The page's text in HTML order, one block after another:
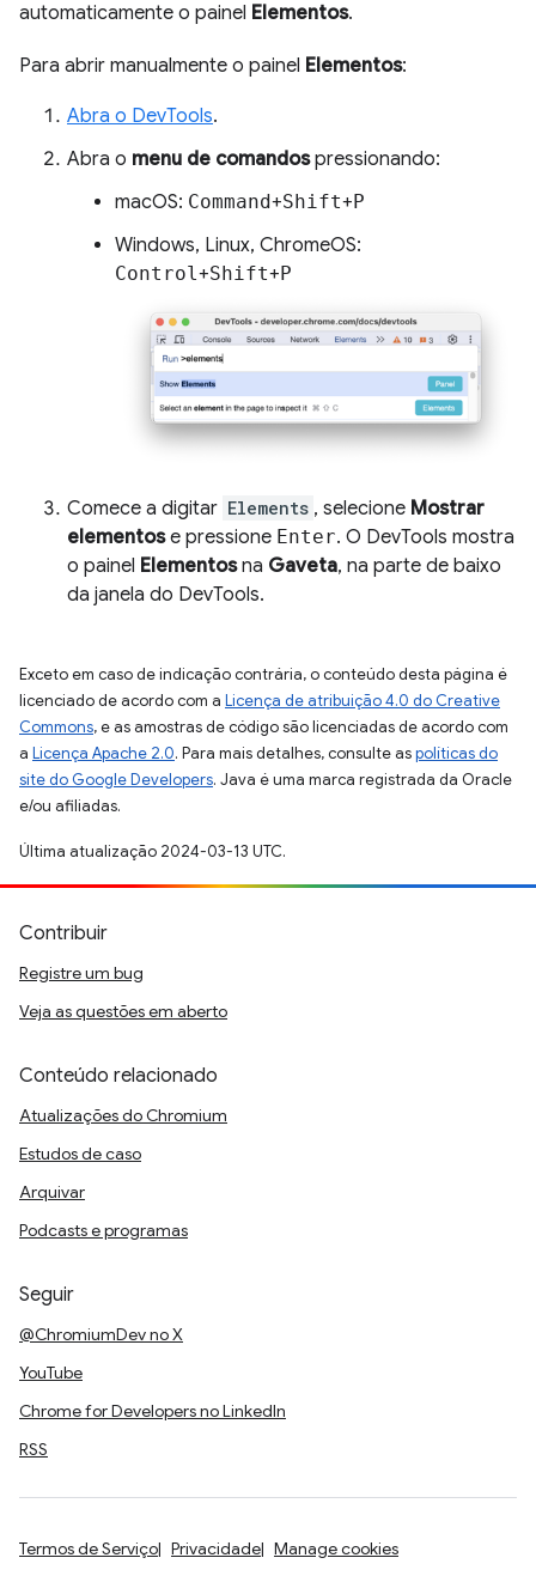
automaticamente o painel Elementos.
Para abrir manualmente o painel Elementos:
Abra o DevTools.
Abra o menu de comandospressionando:
macOS: Command+Shift+P
Windows, Linux, ChromeOS:
Control+Shift+P
Comece a digitar Elements , selecione Mostrar
elementose pressione Enter. O DevTools mostra
o painel Elementosna Gaveta, na parte de baixo
da janela do DevTools.
Exceto em caso de indicação contrária, o conteúdo desta página é
licenciado de acordo com a Licença de atribuição 4.0 do Creative
Commons, e as amostras de código são licenciadas de acordo com
a Licença Apache 2.0. Para mais detalhes, consulte aspolíticas do
site do Google Developers. Java é uma marca registrada da Oracle
e/ou afiliadas.
Última atualização 2024-03-13 UTC.
Contribuir
Registre um bug
Veja as questões em aberto
Conteúdo relacionado
Atualizações do Chromium
Estudos de caso
Arquivar
Podcasts e programas
Seguir
@ChromiumDev no X
YouTube
Chrome for Developers no LinkedIn
RSS
Termos de Serviço Privacidade Manage cookies